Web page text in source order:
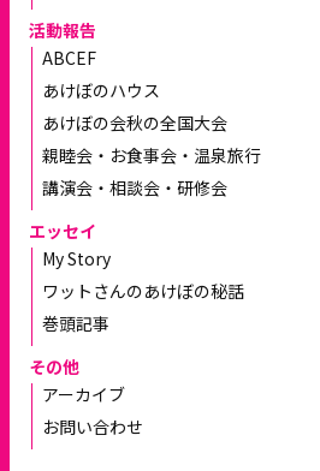
活動報告
ABCEF
あけぼのハウス
あけぼの会秋の全国大会
親睦会・お食事会・温泉旅行
講演会・相談会・研修会
エッセイ
My Story
ワットさんのあけぼの秘話
巻頭記事
その他
アーカイブ
お問い合わせ